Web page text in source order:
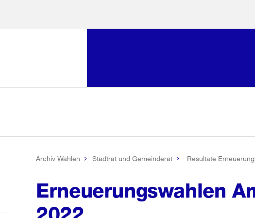
Archiv Wahlen Stadtrat und Gemeinderat Resultate
Erneuerungswahlen